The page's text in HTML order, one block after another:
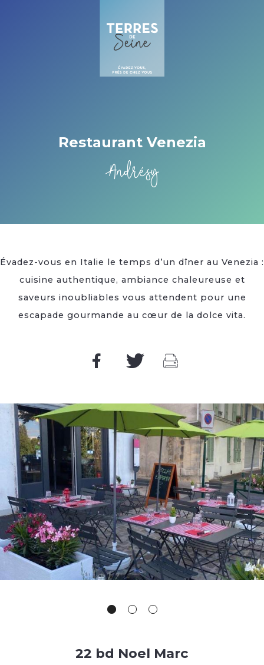
Restaurant Venezia
Andrésy
Évadez-vous en Italie le temps d’un dîner au Venezia :
cuisine authentique, ambiance chaleureuse et
saveurs inoubliables vous attendent pour une
escapade gourmande au cœur de la dolce vita.
22 bd Noel Marc